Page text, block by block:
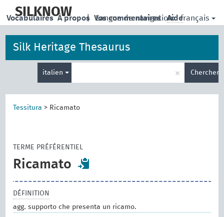
main
SILKNOW | Langue de navigation: français
Vocabulaires À propos Vos commentaires Aide
Silk Heritage Thesaurus
italien
de
recherche
× Chercher
Tessitura > Ricamato
TERME PRÉFÉRENTIEL
Ricamato
DÉFINITION
agg. supporto che presenta un ricamo.